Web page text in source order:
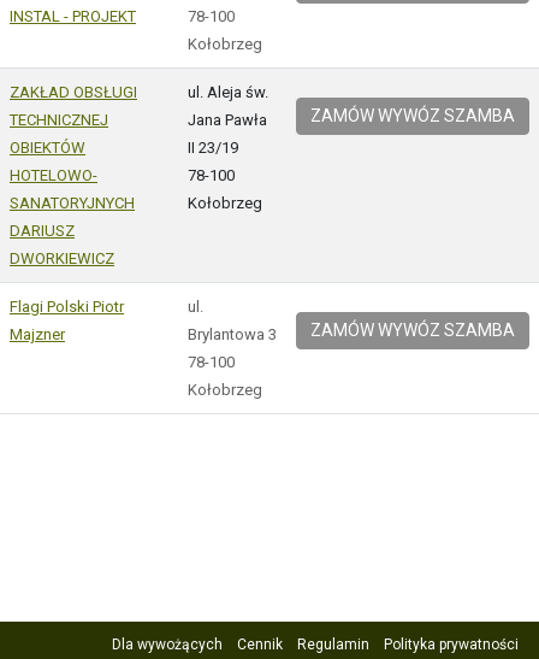
INSTAL - PROJEKT
78-100
Kołobrzeg
ZAKŁAD OBSŁUGI
TECHNICZNEJ
OBIEKTÓW
HOTELOWO-
SANATORYJNYCH
DARIUSZ
DWORKIEWICZ
ul. Aleja św.
Jana Pawła
II 23/19
78-100
Kołobrzeg
ZAMÓW WYWÓZ SZAMBA
Flagi Polski Piotr
Majzner
ul.
Brylantowa 3
78-100
Kołobrzeg
ZAMÓW WYWÓZ SZAMBA
Dla wywożących Cennik Regulamin Polityka prywatności